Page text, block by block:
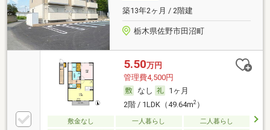
築13年2ヶ月 / 2階建
栃木県佐野市田沼町
5.50万円
管理費4,500円
なし
1ヶ月
2階 / 1LDK（49.64m2）
敷金なし 一人暮らし
二人暮らし